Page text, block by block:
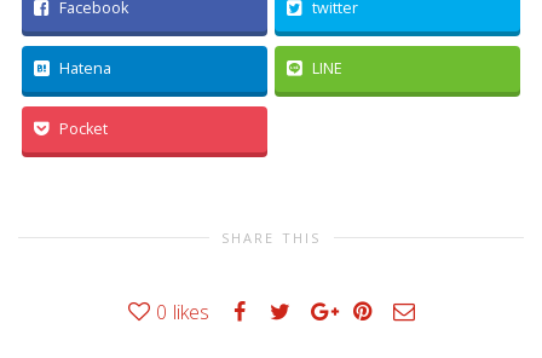
Facebook twitter
Hatena LINE
Pocket
SHARE THIS
0 likes